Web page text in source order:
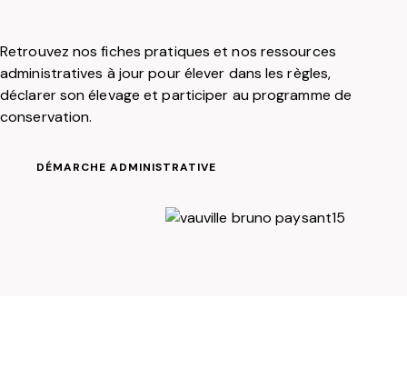
Retrouvez nos fiches pratiques et nos ressources
administratives à jour pour élever dans les règles,
déclarer son élevage et participer au programme de
conservation.
DÉMARCHE ADMINISTRATIVE